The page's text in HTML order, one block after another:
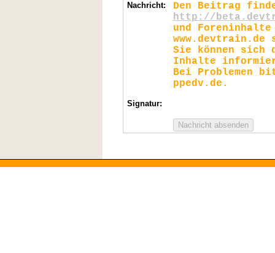
Nachricht:
Den Beitrag
http://
und
Sie können
Inhalte
Bei Problemen
ppedv.de.
Signatur: